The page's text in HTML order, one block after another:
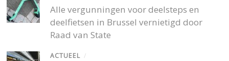
Alle vergunningen voor deelsteps en
deelfietsen in Brussel vernietigd door
Raad van State
ACTUEEL /